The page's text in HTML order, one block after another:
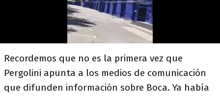
Recordemos que no es la primera vez que
Pergolini apunta a los medios de comunicación
que difunden información sobre Boca. Ya había